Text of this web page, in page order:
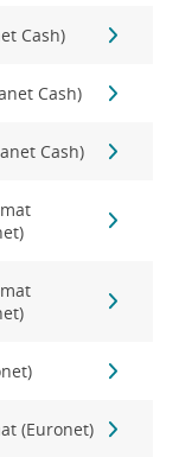
Cash)
Cash)
Cash)
(Euronet)